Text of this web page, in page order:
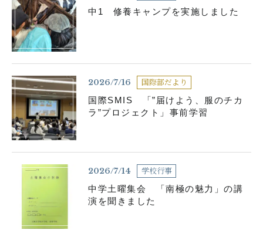
閉じる
中1 修養キャンプを実施しました
2026/7/16 国際部だより
国際SMIS 「”届けよう、服のチカ
ラ”プロジェクト」事前学習
2026/7/14 学校行事
中学土曜集会 「南極の魅力」の講
演を聞きました